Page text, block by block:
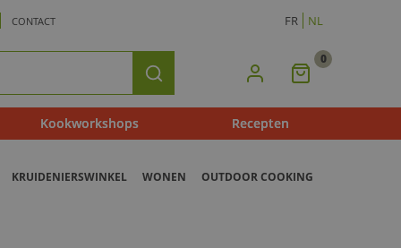
CONTACT FR NL
Zoeken Mijn
0
Kookworkshops Recepten
KRUIDENIERSWINKEL WONEN OUTDOOR COOKING